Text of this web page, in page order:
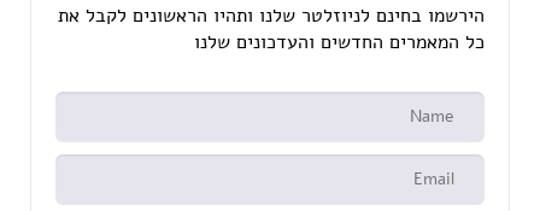
הירשמו בחינם לניוזלטר שלנו ותהיו הראשונים לקבל את
כל המאמרים החדשים והעדכונים שלנו